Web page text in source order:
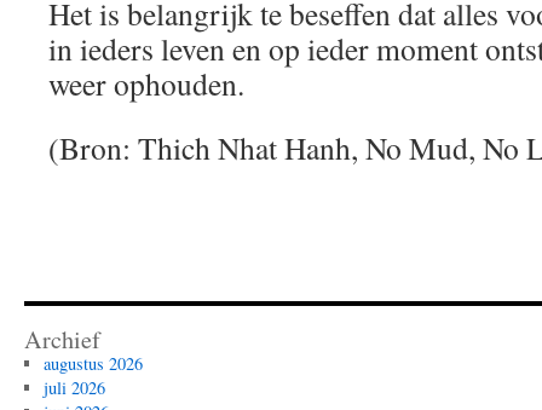
Het is belangrijk te beseffen dat alles
in ieders leven en op ieder moment
weer ophouden.
(Bron: Thich Nhat Hanh, No Mud, No
Archief
augustus 2026
juli 2026